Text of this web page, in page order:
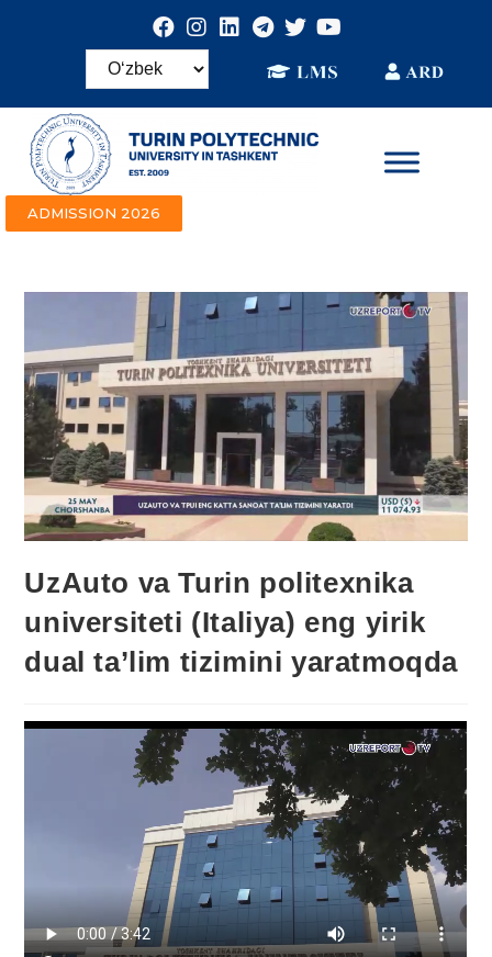
ADMISSION 2026
UzAuto va Turin politexnika
universiteti (Italiya) eng yirik
dual ta’lim tizimini yaratmoqda